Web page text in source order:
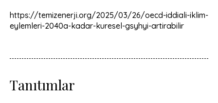
https://temizenerji.org/2025/03/26/oecd-iddiali-iklim-
eylemleri-2040a-kadar-kuresel-gsyhyi-artirabilir
Tanıtımlar